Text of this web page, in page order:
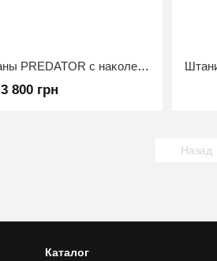
Таĸтичесĸие штаны PREDATOR с наĸоленниĸами Rip-Stop 80/20, Пиĸсель, 48/4
3 800 грн
Назад
Каталог